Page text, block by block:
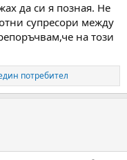
да си я позная. Не
супресори между
на този
потребител